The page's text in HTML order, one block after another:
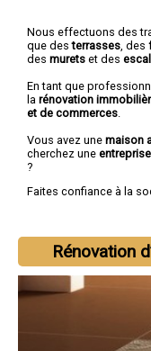
Nous effectuons des
que desterrasses , des
des murets et des
En tant que
la rénovation
et de commerces
Vous avez une maison
cherchez une
?
Faites confiance à la
Rénovation